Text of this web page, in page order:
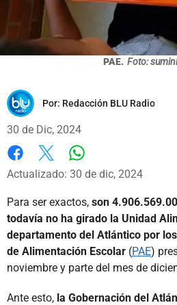
PAE. Foto:
Por: Redacción BLU Radio
30 de Dic, 2024
Facebook
X
Actualizado: 30 de dic, 2024
Para ser exactos, son
todavía no ha girado la Unidad
departamento del Atlántico por
de Alimentación Escolar (PAE)
noviembre y parte del mes de
Ante esto, la Gobernación del